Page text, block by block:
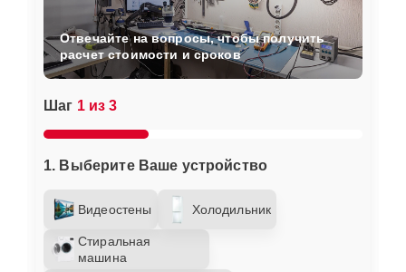
Шаг 1 из 3
1. Выберите Ваше устройство
Видеостены Холодильник
Стиральная
машина
Отвечайте на вопросы, чтобы получить
расчет стоимости и сроков